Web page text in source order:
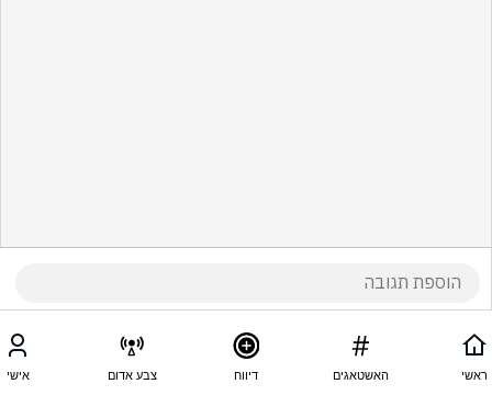
ראשי האשטאגים דיווח צבע אדום אישי